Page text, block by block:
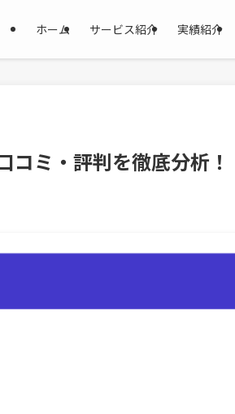
ホーム サービス紹介 実績紹介
コミ・評判を徹底分析！